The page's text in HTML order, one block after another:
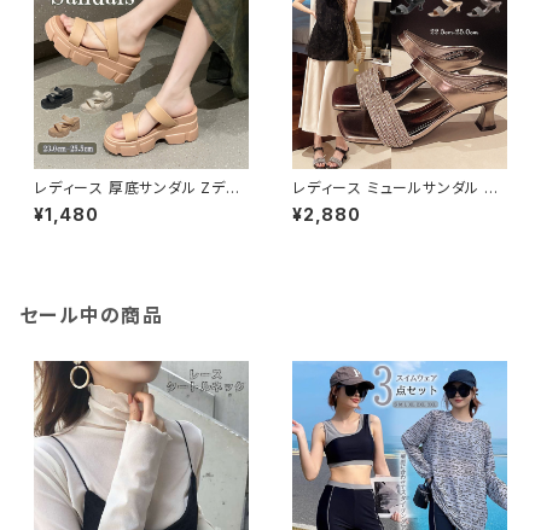
レディース 厚底サンダル Zデザ
イン ス トラップ きれいめ 厚底
約6ｃｍ 歩きやすい
¥1,480
レディース ミュールサンダル キ
ラキラ 美脚 履きやすい 約6cm
ヒール 脚長 幅広 オープン
¥2,880
セール中の商品